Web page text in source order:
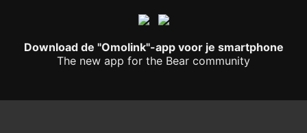
Download de "Omolink"-app voor je smartphone
The new app for the Bear community